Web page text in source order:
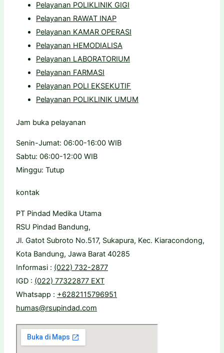
Pelayanan POLIKLINIK GIGI
Pelayanan RAWAT INAP
Pelayanan KAMAR OPERASI
Pelayanan HEMODIALISA
Pelayanan LABORATORIUM
Pelayanan FARMASI
Pelayanan POLI EKSEKUTIF
Pelayanan POLIKLINIK UMUM
Jam buka pelayanan
Senin-Jumat: 06:00-16:00 WIB
Sabtu: 06:00-12:00 WIB
Minggu: Tutup
kontak
PT Pindad Medika Utama
RSU Pindad Bandung,
Jl. Gatot Subroto No.517, Sukapura, Kec. Kiaracondong,
Kota Bandung, Jawa Barat 40285
Informasi : (022) 732-2877
IGD : (022) 77322877 EXT
Whatsapp : +6282115796951
humas@rsupindad.com